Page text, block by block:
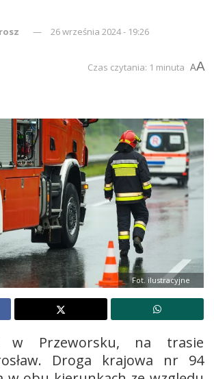
26 września 2024 - 19:26
Czas czytania: 1 minuta AA
Fot. ilustracyjne
w Przeworsku, na trasie
Droga krajowa nr 94